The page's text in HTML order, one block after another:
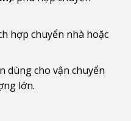
hợp chuyển nhà hoặc
dùng cho vận chuyển
lớn.